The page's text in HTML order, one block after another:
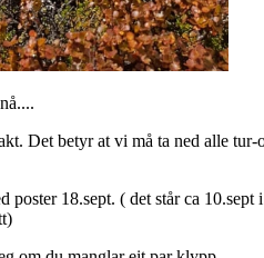
Det betyr at vi må ta ned alle tur-
poster 18.sept. ( det står ca 10.sept i